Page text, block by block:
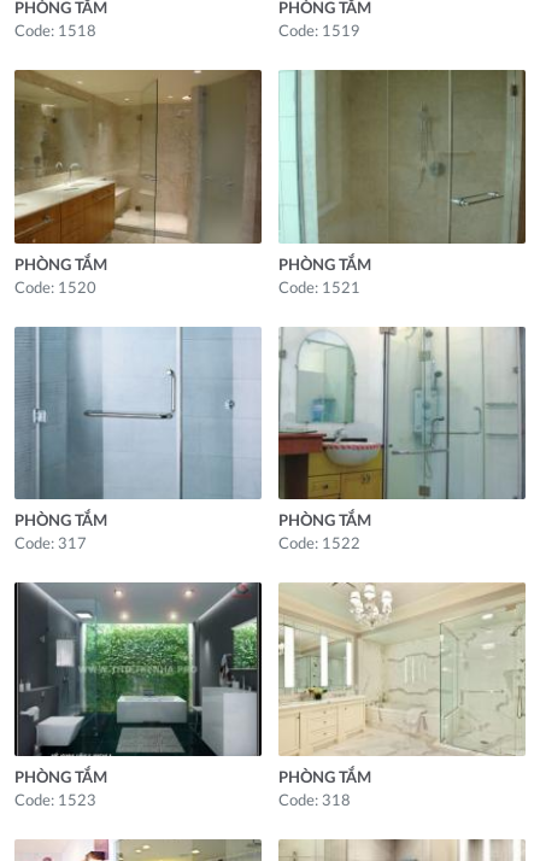
PHÒNG TẮM
Code: 1518
PHÒNG TẮM
Code: 1519
PHÒNG TẮM
Code: 1520
PHÒNG TẮM
Code: 1521
PHÒNG TẮM
Code: 317
PHÒNG TẮM
Code: 1522
PHÒNG TẮM
Code: 1523
PHÒNG TẮM
Code: 318